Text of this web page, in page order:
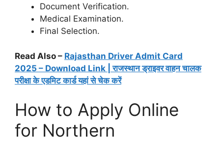
Document Verification.
Medical Examination.
Final Selection.
Read Also – Rajasthan Driver Admit Card
2025 – Download Link | राजस्थान ड्राइवर वाहन चालक
परीक्षा के एडमिट कार्ड यहां से चेक करें
How to Apply Online
for Northern